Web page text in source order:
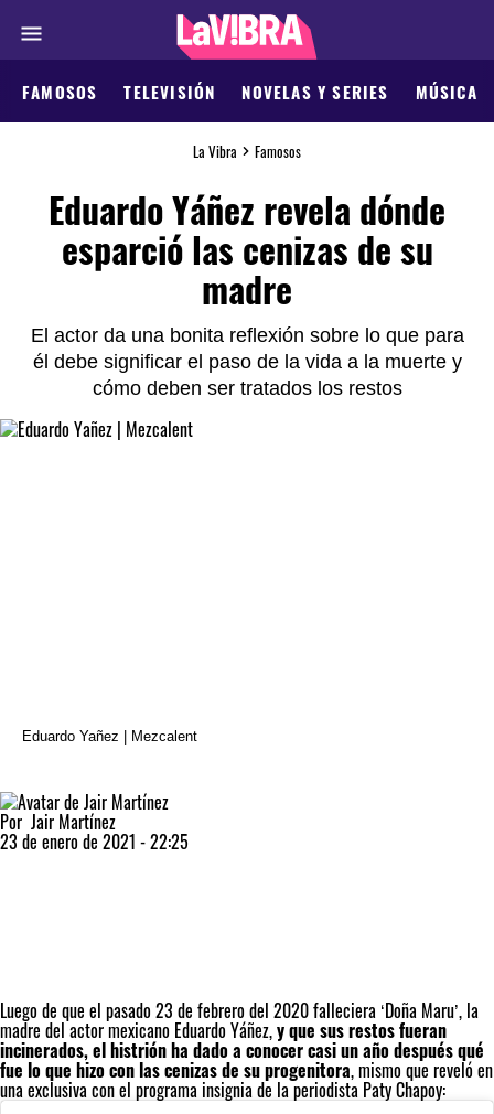
FAMOSOS TELEVISIÓN NOVELAS Y SERIES MÚSICA
La Vibra Famosos
Eduardo Yáñez revela dónde
esparció las cenizas de su
madre
El actor da una bonita reflexión sobre lo que para
él debe significar el paso de la vida a la muerte y
cómo deben ser tratados los restos
Eduardo Yañez | Mezcalent
Por Jair Martínez
23 de enero de 2021 - 22:25
Luego de que el pasado 23 de febrero del 2020 falleciera ‘Doña Maru’, la
madre del actor mexicano Eduardo Yáñez,y que sus restos fueran
incinerados, el histrión ha dado a conocer casi un año después qué
fue lo que hizo con las cenizas de su progenitora, mismo que reveló en
una exclusiva con el programa insignia de la periodista Paty Chapoy: